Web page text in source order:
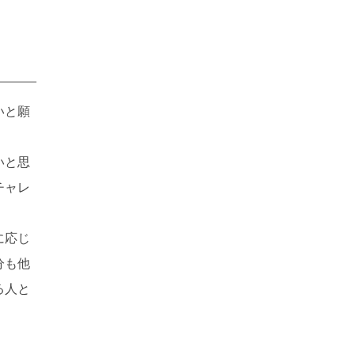
と願
と思
レ
じ
も他
と